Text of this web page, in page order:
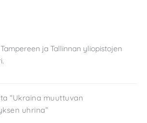
ja Tallinnan yliopistojen
“Ukraina muuttuvan
uhrina”